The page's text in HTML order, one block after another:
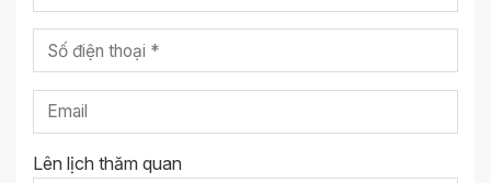
Lên lịch thăm quan